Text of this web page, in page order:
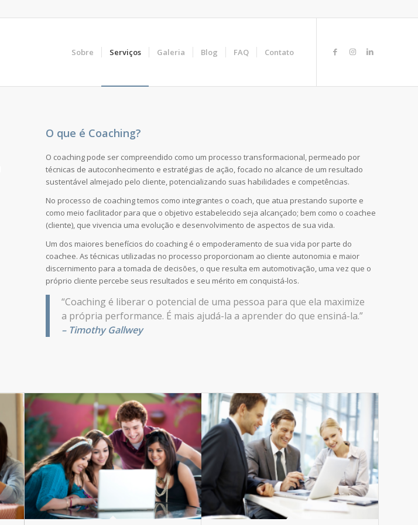
Sobre Serviços Galeria Blog FAQ Contato
O que é Coaching?
O coaching pode ser compreendido como um processo transformacional, permeado por
técnicas de autoconhecimento e estratégias de ação, focado no alcance de um resultado
sustentável almejado pelo cliente, potencializando suas habilidades e competências.
No processo de coaching temos como integrantes o coach, que atua prestando suporte e
como meio facilitador para que o objetivo estabelecido seja alcançado; bem como o coachee
(cliente), que vivencia uma evolução e desenvolvimento de aspectos de sua vida.
Um dos maiores benefícios do coaching é o empoderamento de sua vida por parte do
coachee. As técnicas utilizadas no processo proporcionam ao cliente autonomia e maior
discernimento para a tomada de decisões, o que resulta em automotivação, uma vez que o
próprio cliente percebe seus resultados e seu mérito em conquistá-los.
“Coaching é liberar o potencial de uma pessoa para que ela maximize
a própria performance. É mais ajudá-la a aprender do que ensiná-la.”
– Timothy Gallwey